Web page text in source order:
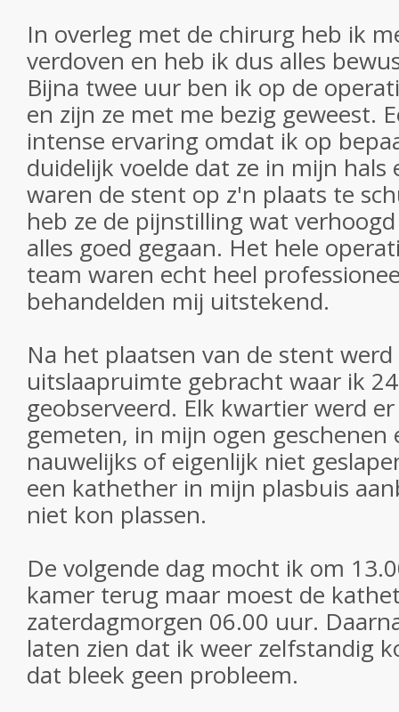
In overleg met de chirurg heb ik
verdoven en heb ik dus alles
Bijna twee uur ben ik op de
en zijn ze met me bezig geweest.
intense ervaring omdat ik op
duidelijk voelde dat ze in mijn hals
waren de stent op z'n plaats te
heb ze de pijnstilling wat
alles goed gegaan. Het hele
team waren echt heel
behandelden mij uitstekend.
Na het plaatsen van de stent
uitslaapruimte gebracht waar ik
geobserveerd. Elk kwartier werd
gemeten, in mijn ogen geschenen
nauwelijks of eigenlijk niet
een kathether in mijn plasbuis
niet kon plassen.
De volgende dag mocht ik om
kamer terug maar moest de
zaterdagmorgen 06.00 uur.
laten zien dat ik weer zelfstandig
dat bleek geen probleem.